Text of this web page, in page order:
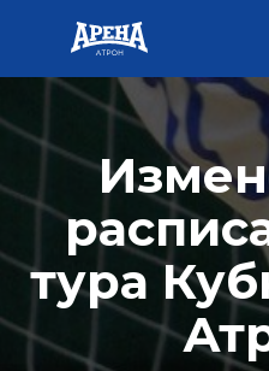
тура